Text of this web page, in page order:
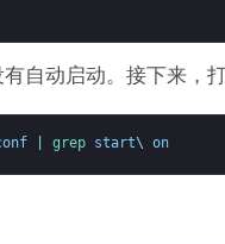
自动启动。接下来，
grep start\ on